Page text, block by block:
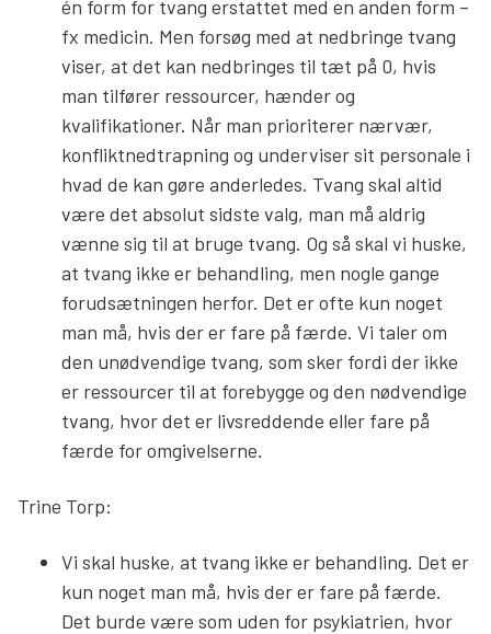
én form for tvang erstattet med en anden form –
fx medicin. Men forsøg med at nedbringe tvang
viser, at det kan nedbringes til tæt på 0, hvis
man tilfører ressourcer, hænder og
kvalifikationer. Når man prioriterer nærvær,
konfliktnedtrapning og underviser sit personale i
hvad de kan gøre anderledes. Tvang skal altid
være det absolut sidste valg, man må aldrig
vænne sig til at bruge tvang. Og så skal vi huske,
at tvang ikke er behandling, men nogle gange
forudsætningen herfor. Det er ofte kun noget
man må, hvis der er fare på færde. Vi taler om
den unødvendige tvang, som sker fordi der ikke
er ressourcer til at forebygge og den nødvendige
tvang, hvor det er livsreddende eller fare på
færde for omgivelserne.
Trine Torp:
Vi skal huske, at tvang ikke er behandling. Det er
kun noget man må, hvis der er fare på færde.
Det burde være som uden for psykiatrien, hvor